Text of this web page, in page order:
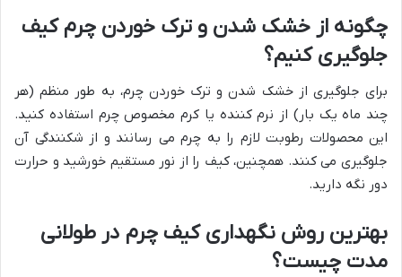
چگونه از خشک شدن و ترک خوردن چرم کیف
جلوگیری کنیم؟
برای جلوگیری از خشک شدن و ترک خوردن چرم، به طور منظم (هر
چند ماه یک بار) از نرم کننده یا کرم مخصوص چرم استفاده کنید.
این محصولات رطوبت لازم را به چرم می رسانند و از شکنندگی آن
جلوگیری می کنند. همچنین، کیف را از نور مستقیم خورشید و حرارت
دور نگه دارید.
بهترین روش نگهداری کیف چرم در طولانی
مدت چیست؟